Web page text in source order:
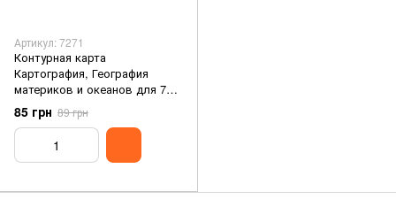
Артикул: 7271
Контурная карта
Картография, География
материков и океанов для 7
класса (НУШ) 7271
85 грн 89 грн